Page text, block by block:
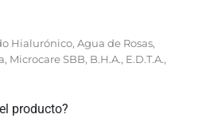
Hialurónico, Agua de Rosas,
Microcare SBB, B.H.A., E.D.T.A.,
producto?